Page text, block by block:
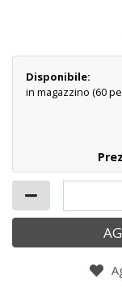
Disponibile:
in magazzino (60